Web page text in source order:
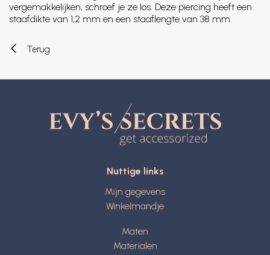
vergemakkelijken, schroef je ze los. Deze piercing heeft een
staafdikte van 1,2 mm en een staaflengte van 38 mm.
Terug
Nuttige links
Mijn gegevens
Winkelmandje
Maten
Materialen